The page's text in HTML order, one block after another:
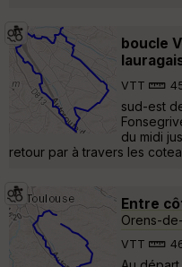
boucle
VTT
sud-est
du midi
retour par à travers les
Entre
Orens-
VTT